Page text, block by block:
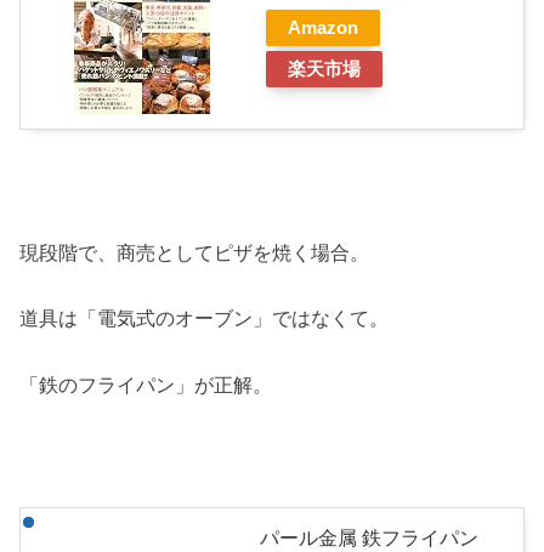
Amazon
楽天市場
現段階で、商売としてピザを焼く場合。
道具は「電気式のオーブン」ではなくて。
「鉄のフライパン」が正解。
パール金属 鉄フライパン